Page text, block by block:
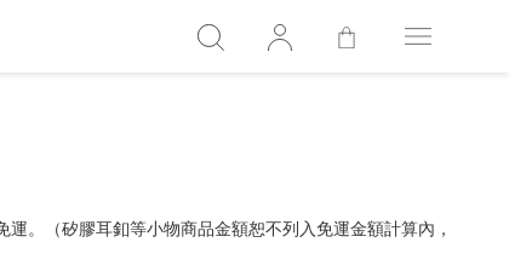
。（矽膠耳釦等小物商品金額恕不列入免運金額計算內，